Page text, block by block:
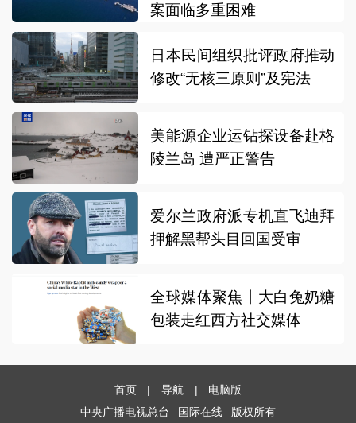
案面临多重困难
日本民间组织批评政府推动
修改“无核三原则”及宪法
美能源企业运钻探设备赴格
陵兰岛 遭严正警告
爱尔兰政府派专机直飞迪拜
押解黑帮头目回国受审
全球媒体聚焦丨大白兔奶糖
包装走红西方社交媒体
首页 | 导航 |
电脑版
中央广播电视总台
国际在线 版权所有